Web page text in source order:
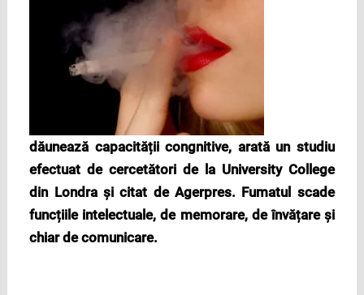
dăunează capacității congnitive, arată un studiu
efectuat de cercetători de la University College
din Londra și citat de Agerpres. Fumatul scade
funcțiile intelectuale, de memorare, de învățare și
chiar de comunicare.